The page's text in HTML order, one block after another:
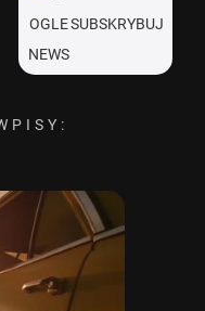
SUBSKRYBUJ